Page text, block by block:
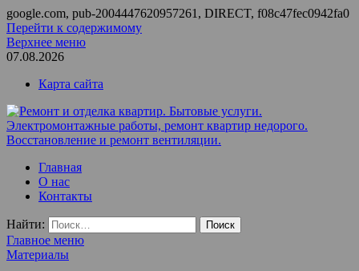
google.com, pub-2004447620957261, DIRECT, f08c47fec0942fa0
Перейти к содержимому
Верхнее меню
07.08.2026
Карта сайта
Ремонт и отделка квартир. Бытовые услуги.
Электромонтажные работы, ремонт квартир недорого.
Восстановление и ремонт вентиляции.
ООО Домус — ремонт квартир, обслуживание и ремонт
вентиляции, монтаж систем приточной вентиляции.
Главная
О нас
Контакты
Найти:
Главное меню
Материалы